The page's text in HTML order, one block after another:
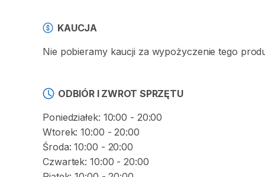
KAUCJA
Nie pobieramy kaucji za wypożyczenie tego
ODBIÓR I ZWROT SPRZĘTU
Poniedziałek: 10:00 - 20:00
Wtorek: 10:00 - 20:00
Środa: 10:00 - 20:00
Czwartek: 10:00 - 20:00